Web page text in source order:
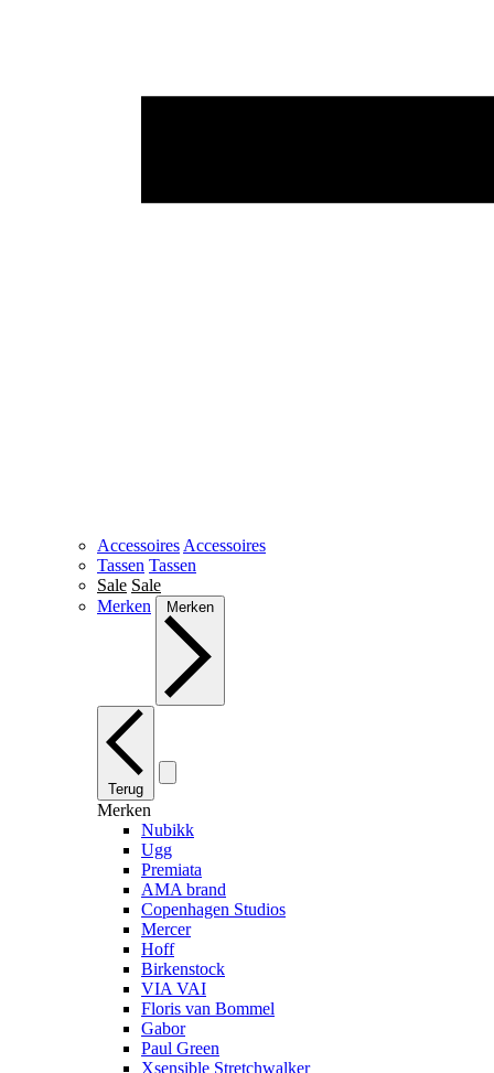
Accessoires Accessoires
Tassen Tassen
Sale Sale
Merken
Merken
Terug
Merken
Nubikk
Ugg
Premiata
AMA brand
Copenhagen Studios
Mercer
Hoff
Birkenstock
VIA VAI
Floris van Bommel
Gabor
Paul Green
Xsensible Stretchwalker